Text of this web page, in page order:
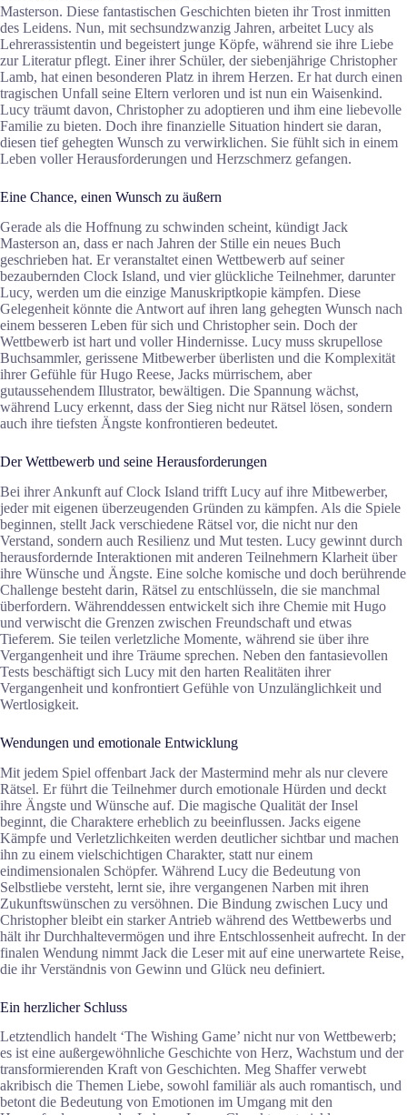
Masterson. Diese fantastischen Geschichten bieten ihr Trost inmitten
des Leidens. Nun, mit sechsundzwanzig Jahren, arbeitet Lucy als
Lehrerassistentin und begeistert junge Köpfe, während sie ihre Liebe
zur Literatur pflegt. Einer ihrer Schüler, der siebenjährige Christopher
Lamb, hat einen besonderen Platz in ihrem Herzen. Er hat durch einen
tragischen Unfall seine Eltern verloren und ist nun ein Waisenkind.
Lucy träumt davon, Christopher zu adoptieren und ihm eine liebevolle
Familie zu bieten. Doch ihre finanzielle Situation hindert sie daran,
diesen tief gehegten Wunsch zu verwirklichen. Sie fühlt sich in einem
Leben voller Herausforderungen und Herzschmerz gefangen.
Eine Chance, einen Wunsch zu äußern
Gerade als die Hoffnung zu schwinden scheint, kündigt Jack
Masterson an, dass er nach Jahren der Stille ein neues Buch
geschrieben hat. Er veranstaltet einen Wettbewerb auf seiner
bezaubernden Clock Island, und vier glückliche Teilnehmer, darunter
Lucy, werden um die einzige Manuskriptkopie kämpfen. Diese
Gelegenheit könnte die Antwort auf ihren lang gehegten Wunsch nach
einem besseren Leben für sich und Christopher sein. Doch der
Wettbewerb ist hart und voller Hindernisse. Lucy muss skrupellose
Buchsammler, gerissene Mitbewerber überlisten und die Komplexität
ihrer Gefühle für Hugo Reese, Jacks mürrischem, aber
gutaussehendem Illustrator, bewältigen. Die Spannung wächst,
während Lucy erkennt, dass der Sieg nicht nur Rätsel lösen, sondern
auch ihre tiefsten Ängste konfrontieren bedeutet.
Der Wettbewerb und seine Herausforderungen
Bei ihrer Ankunft auf Clock Island trifft Lucy auf ihre Mitbewerber,
jeder mit eigenen überzeugenden Gründen zu kämpfen. Als die Spiele
beginnen, stellt Jack verschiedene Rätsel vor, die nicht nur den
Verstand, sondern auch Resilienz und Mut testen. Lucy gewinnt durch
herausfordernde Interaktionen mit anderen Teilnehmern Klarheit über
ihre Wünsche und Ängste. Eine solche komische und doch berührende
Challenge besteht darin, Rätsel zu entschlüsseln, die sie manchmal
überfordern. Währenddessen entwickelt sich ihre Chemie mit Hugo
und verwischt die Grenzen zwischen Freundschaft und etwas
Tieferem. Sie teilen verletzliche Momente, während sie über ihre
Vergangenheit und ihre Träume sprechen. Neben den fantasievollen
Tests beschäftigt sich Lucy mit den harten Realitäten ihrer
Vergangenheit und konfrontiert Gefühle von Unzulänglichkeit und
Wertlosigkeit.
Wendungen und emotionale Entwicklung
Mit jedem Spiel offenbart Jack der Mastermind mehr als nur clevere
Rätsel. Er führt die Teilnehmer durch emotionale Hürden und deckt
ihre Ängste und Wünsche auf. Die magische Qualität der Insel
beginnt, die Charaktere erheblich zu beeinflussen. Jacks eigene
Kämpfe und Verletzlichkeiten werden deutlicher sichtbar und machen
ihn zu einem vielschichtigen Charakter, statt nur einem
eindimensionalen Schöpfer. Während Lucy die Bedeutung von
Selbstliebe versteht, lernt sie, ihre vergangenen Narben mit ihren
Zukunftswünschen zu versöhnen. Die Bindung zwischen Lucy und
Christopher bleibt ein starker Antrieb während des Wettbewerbs und
hält ihr Durchhaltevermögen und ihre Entschlossenheit aufrecht. In der
finalen Wendung nimmt Jack die Leser mit auf eine unerwartete Reise,
die ihr Verständnis von Gewinn und Glück neu definiert.
Ein herzlicher Schluss
Letztendlich handelt ‘The Wishing Game’ nicht nur von Wettbewerb;
es ist eine außergewöhnliche Geschichte von Herz, Wachstum und der
transformierenden Kraft von Geschichten. Meg Shaffer verwebt
akribisch die Themen Liebe, sowohl familiär als auch romantisch, und
betont die Bedeutung von Emotionen im Umgang mit den